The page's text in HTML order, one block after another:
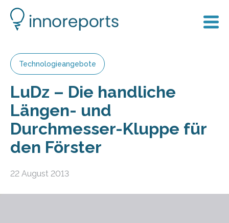
Technologieangebote
LuDz – Die handliche
Längen- und
Durchmesser-Kluppe für
den Förster
22 August 2013